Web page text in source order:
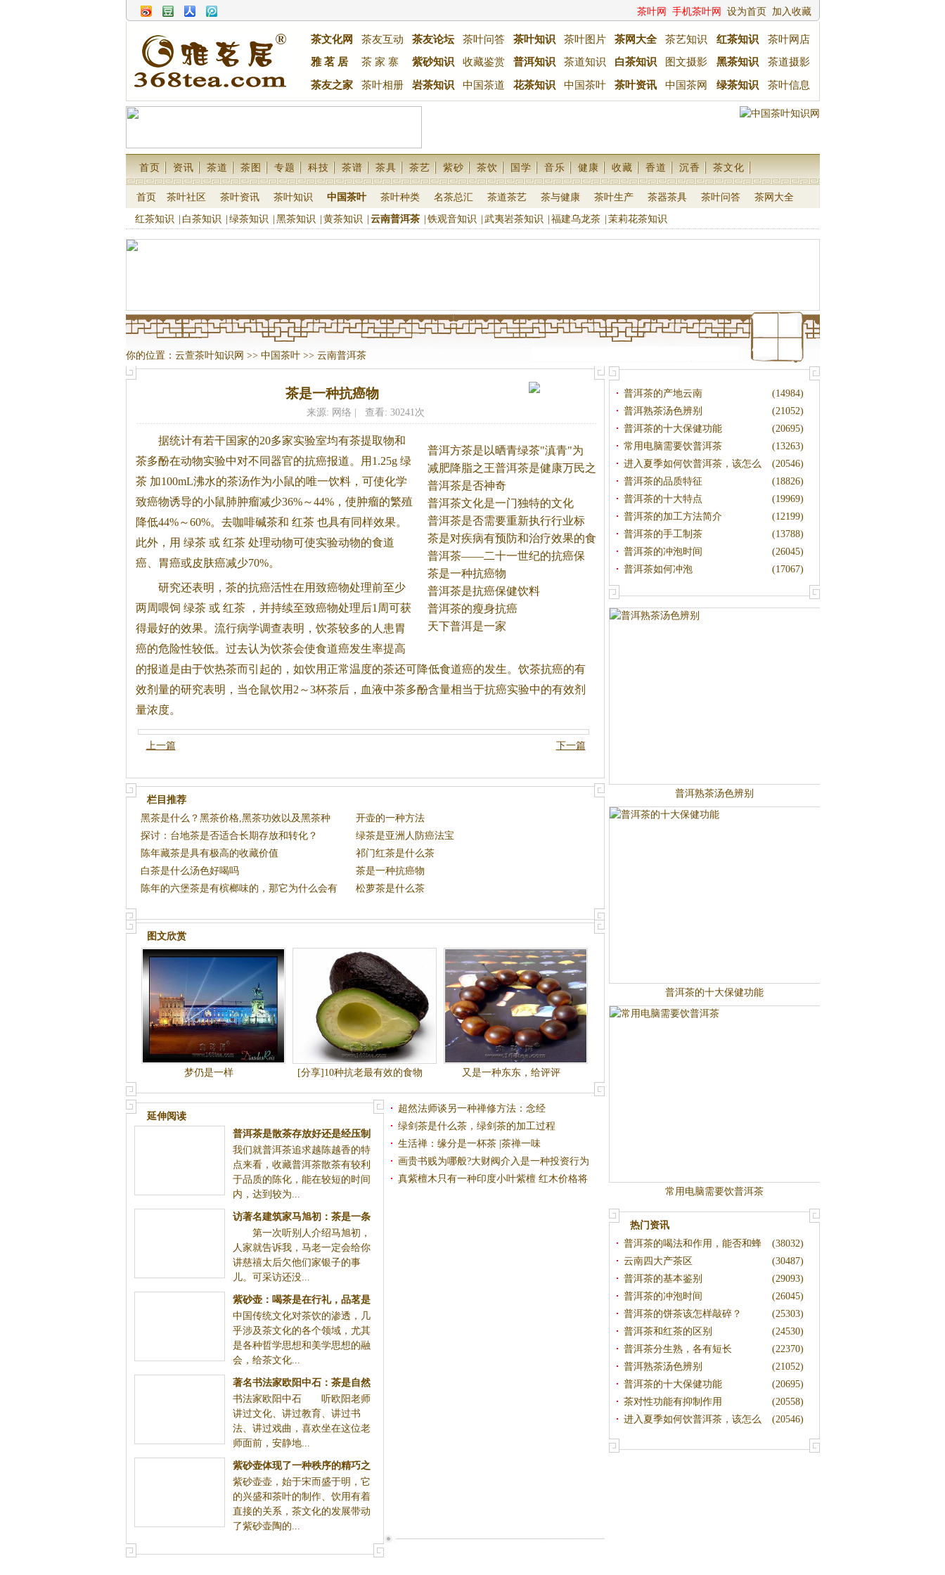
茶叶网 手机茶叶网 设为首页 加入收藏
茶文化网 茶友互动 茶友论坛 茶叶问答 茶叶知识 茶叶图片 茶网大全 茶艺知识 红茶知识
茶叶网店
雅 茗 居
茶 家 寨 紫砂知识 收藏鉴赏 普洱知识 茶道知识 白茶知识 图文摄影 黑茶知识 茶道摄影
茶友之家 茶叶相册 岩茶知识 中国茶道 花茶知识 中国茶叶 茶叶资讯 中国茶网 绿茶知识 茶叶信息
首页 资讯 茶道 茶图 专题 科技 茶谱 茶具 茶艺 紫砂 茶饮 国学 音乐 健康 收藏 香道 沉香 茶文化
首页 茶叶社区 茶叶资讯 茶叶知识 中国茶叶 茶叶种类 名茶总汇 茶道茶艺 茶与健康 茶叶生产 茶器茶具 茶叶问答 茶网大全
红茶知识 白茶知识 绿茶知识 黑茶知识 黄茶知识 云南普洱茶 铁观音知识 武夷岩茶知识 福建乌龙茶 茉莉花茶知识
你的位置： 云萱茶叶知识网 >> 中国茶叶>> 云南普洱茶
茶是一种抗癌物
来源: 网络 | 查看: 30241次
普洱方茶是以晒青绿茶"滇青"为
原
减肥降脂之王普洱茶是健康万民之
茶
普洱茶是否神奇
普洱茶文化是一门独特的文化
普洱茶是否需要重新执行行业标
准？
茶是对疾病有预防和治疗效果的食
品
普洱茶——二十一世纪的抗癌保
健
茶是一种抗癌物
普洱茶是抗癌保健饮料
普洱茶的瘦身抗癌
天下普洱是一家
据统计有若干国家的20多家实验室均有茶提取物和
茶多酚在动物实验中对不同器官的抗癌报道。 用1.25g 绿
茶加100mL沸水的茶汤作为小鼠的唯一饮料，可使化学
致癌物诱导的小鼠肺肿瘤减少36%～44%，使肿瘤的繁殖
降低44%～60%。去咖啡碱茶和 红茶也具有同样效果。
此外，用 绿茶或 红茶处理动物可使实验动物的食道
癌、胃癌或皮肤癌减少70%。
研究还表明，茶的抗癌活性在用致癌物处理前至少
两周喂饲 绿茶或 红茶，并持续至致癌物处理后1周可获
得最好的效果。流行病学调查表明，饮茶较多的人患胃
癌的危险性较低。过去认为饮茶会使食道癌发生率提高
的报道是由于饮热茶而引起的，如饮用正常温度的茶还可降低食道癌的发生。饮茶抗癌的有
效剂量的研究表明，当仓鼠饮用2～3杯茶后，血液中茶多酚含量相当于抗癌实验中的有效剂
量浓度。
上一篇 下一篇
栏目推荐
黑茶是什么？黑茶价格,黑茶功效以及黑茶种
类之
开壶的一种方法
探讨：台地茶是否适合长期存放和转化？
绿茶是亚洲人防癌法宝
陈年藏茶是具有极高的收藏价值
祁门红茶是什么茶
白茶是什么汤色好喝吗
茶是一种抗癌物
陈年的六堡茶是有槟榔味的，那它为什么会有
松萝茶是什么茶
图文欣赏
梦仍是一样 [分享]10种抗老最有效的食物 又是一种东东，给评评
延伸阅读
普洱茶是散茶存放好还是经压制
后存放好
我们就普洱茶追求越陈越香的特
点来看，收藏普洱茶散茶有较利
于品质的陈化，能在较短的时间
内，达到较为...
访著名建筑家马旭初：茶是一条
记
第一次听别人介绍马旭初，
人家就告诉我，马老一定会给你
讲慈禧太后欠他们家银子的事
儿。可采访还没...
紫砂壶：喝茶是在行礼，品茗是
在玩茶
中国传统文化对茶饮的渗透，几
乎涉及茶文化的各个领域，尤其
是各种哲学思想和美学思想的融
会，给茶文化...
著名书法家欧阳中石：茶是自然
的
书法家欧阳中石 听欧阳老师
讲过文化、讲过教育、讲过书
法、讲过戏曲，喜欢坐在这位老
师面前，安静地...
紫砂壶体现了一种秩序的精巧之
美
紫砂壶壶，始于宋而盛于明，它
的兴盛和茶叶的制作、饮用有着
直接的关系，茶文化的发展带动
了紫砂壶陶的...
超然法师谈另一种禅修方法：念经
绿剑茶是什么茶，绿剑茶的加工过程
生活禅：缘分是一杯茶 |茶禅一味
画贵书贱为哪般?大财阀介入是一种投资行为
(图)
真紫檀木只有一种印度小叶紫檀 红木价格将
(14984)
普洱茶的产地云南
(21052)
普洱熟茶汤色辨别
(20695)
普洱茶的十大保健功能
(13263)
常用电脑需要饮普洱茶
(20546)
进入夏季如何饮普洱茶，该怎么
藏茶
(18826)
普洱茶的品质特征
(19969)
普洱茶的十大特点
(12199)
普洱茶的加工方法简介
(13788)
普洱茶的手工制茶
(26045)
普洱茶的冲泡时间
(17067)
普洱茶如何冲泡
普洱熟茶汤色辨别
普洱茶的十大保健功能
常用电脑需要饮普洱茶
热门资讯
(38032)
普洱茶的喝法和作用，能否和蜂
蜜
(30487)
云南四大产茶区
(29093)
普洱茶的基本鉴别
(26045)
普洱茶的冲泡时间
(25303)
普洱茶的饼茶该怎样敲碎？
(24530)
普洱茶和红茶的区别
(22370)
普洱茶分生熟，各有短长
(21052)
普洱熟茶汤色辨别
(20695)
普洱茶的十大保健功能
(20558)
茶对性功能有抑制作用
(20546)
进入夏季如何饮普洱茶，该怎么